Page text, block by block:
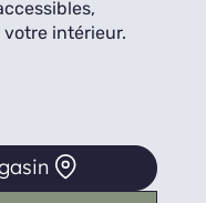
intérieur.